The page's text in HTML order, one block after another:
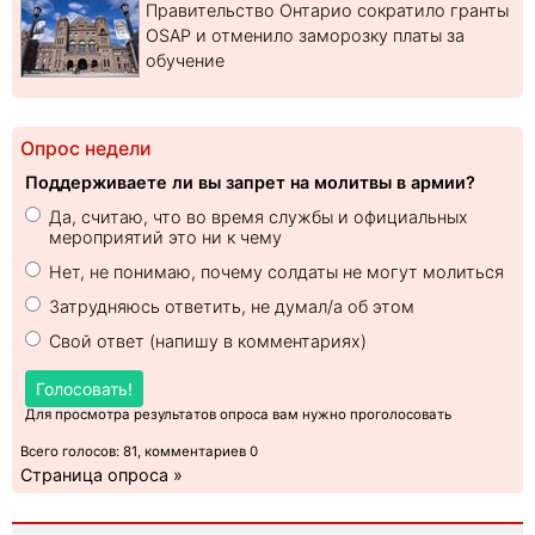
Правительство Онтарио сократило гранты
OSAP и отменило заморозку платы за
обучение
Опрос недели
Поддерживаете ли вы запрет на молитвы в армии?
Да, считаю, что во время службы и официальных
мероприятий это ни к чему
Нет, не понимаю, почему солдаты не могут молиться
Затрудняюсь ответить, не думал/а об этом
Свой ответ (напишу в комментариях)
Голосовать!
Для просмотра результатов опроса вам нужно проголосовать
Всего голосов: 81, комментариев 0
Страница опроса »